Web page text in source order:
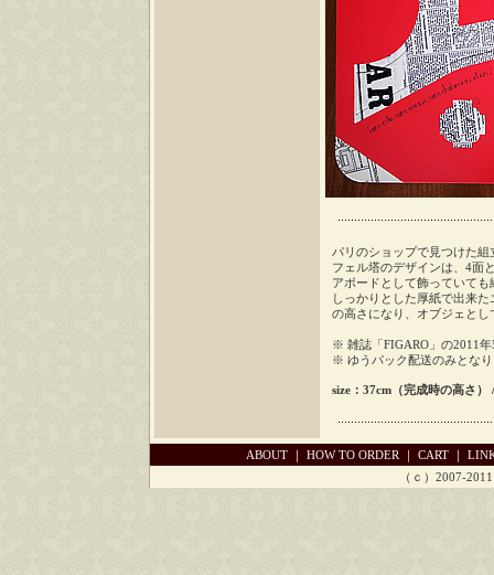
パリのショップで見つけた
フェル塔のデザインは、4面
アボードとして飾っていて
しっかりとした厚紙で出来
の高さになり、オブジェと
※ 雑誌「FIGARO」の2011
※ ゆうパック配送のみとな
size：37cm（完成時の高さ
ABOUT ｜ HOW TO ORDER ｜ CART ｜
（ｃ）2007-